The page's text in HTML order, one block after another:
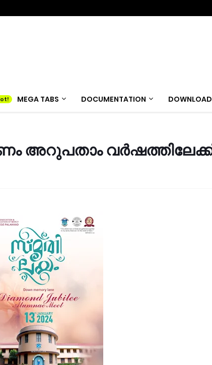
MEGA TABS DOCUMENTATION
അറുപതാം